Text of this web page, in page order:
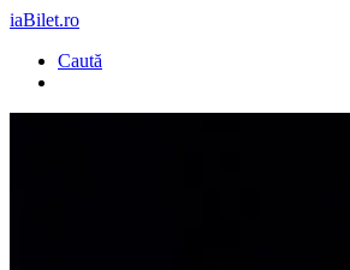
iaBilet.ro
Caută